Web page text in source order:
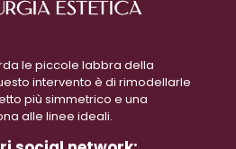
le piccole labbra della
intervento è di rimodellarle
più simmetrico e una
alle linee ideali.